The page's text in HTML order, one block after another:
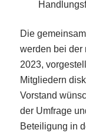
Die
werden bei der
2023,
Mitgliedern
Vorstand
der Umfrage
Beteiligung in